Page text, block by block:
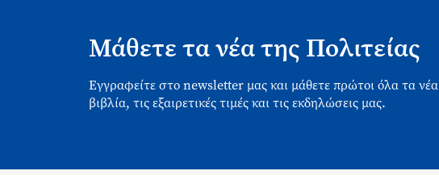
Μάθετε τα νέα της Πολιτείας
Εγγραφείτε στο newsletter μας και μάθετε πρώτοι όλα τα νέα
βιβλία, τις εξαιρετικές τιμές και τις εκδηλώσεις μας.